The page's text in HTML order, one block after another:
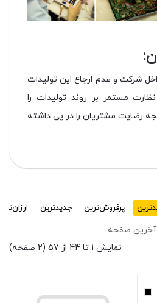
شرکت و عدم ارجاع این تولیدات
مستمر بر روند تولیدات را
رضایت مشتریان را در پی داشته
پرفروش‌ترین جدیدترین
آخرین صفحه
نمایش 1 تا 44 از 57 (2 صفحه)